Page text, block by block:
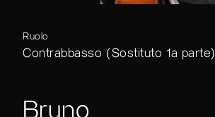
Ruolo
Contrabbasso (Sostituto 1a parte)
Bruno